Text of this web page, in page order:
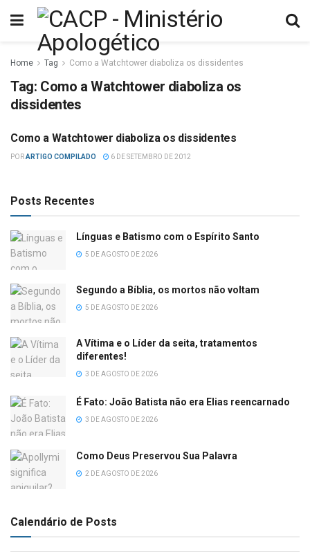
Home Tag Como a Watchtower diaboliza os dissidentes
Tag: Como a Watchtower diaboliza os
dissidentes
MISCELÂNEA
Como a Watchtower diaboliza os dissidentes
PORARTIGO COMPILADO 6 DE SETEMBRO DE 2012
Posts Recentes
Línguas e Batismo com o Espírito Santo
5 DE AGOSTO DE 2026
Segundo a Bíblia, os mortos não voltam
5 DE AGOSTO DE 2026
A Vítima e o Líder da seita, tratamentos
diferentes!
3 DE AGOSTO DE 2026
É Fato: João Batista não era Elias reencarnado
3 DE AGOSTO DE 2026
Como Deus Preservou Sua Palavra
2 DE AGOSTO DE 2026
Calendário de Posts